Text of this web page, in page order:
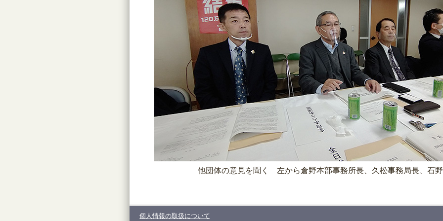
他団体の意見を聞く 左から倉野本部事務所長、久松事務局長、石
個人情報の取扱について